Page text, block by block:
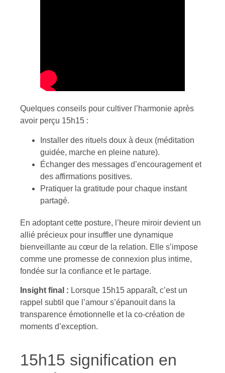
Quelques conseils pour cultiver l’harmonie après
avoir perçu 15h15 :
Installer des rituels doux à deux (méditation
guidée, marche en pleine nature).
Échanger des messages d’encouragement et
des affirmations positives.
Pratiquer la gratitude pour chaque instant
partagé.
En adoptant cette posture, l’heure miroir devient un
allié précieux pour insuffler une dynamique
bienveillante au cœur de la relation. Elle s’impose
comme une promesse de connexion plus intime,
fondée sur la confiance et le partage.
Insight final : Lorsque 15h15 apparaît, c’est un
rappel subtil que l’amour s’épanouit dans la
transparence émotionnelle et la co-création de
moments d’exception.
15h15 signification en